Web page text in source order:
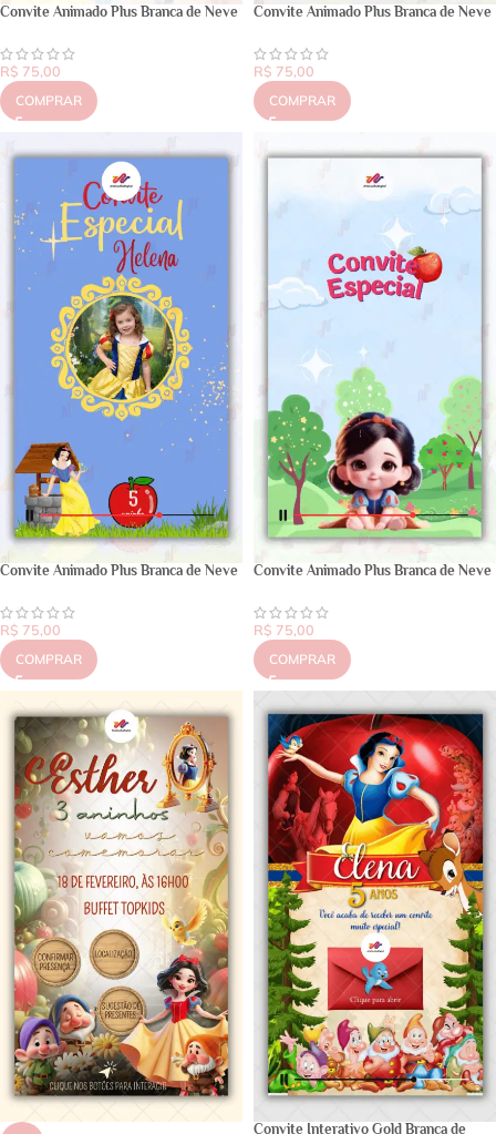
Convite Animado Plus Branca de Neve
R$ 75,00
COMPRAR
Convite Animado Plus Branca de Neve
R$ 75,00
COMPRAR
Convite Animado Plus Branca de Neve
R$ 75,00
COMPRAR
Convite Animado Plus Branca de Neve
R$ 75,00
COMPRAR
Convite Interativo Gold Branca de